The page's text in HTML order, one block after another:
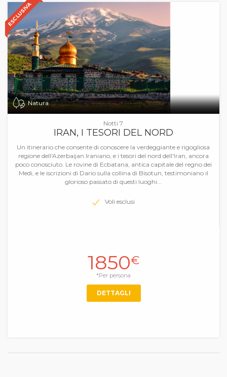
ESCLUSIVA
Natura
Notti 7
IRAN, I TESORI DEL NORD
Un itinerario che consente di conoscere la verdeggiante e rigogliosa
regione dell'Azerbaijan Iraniano, e i tesori del nord dell'Iran, ancora
poco conosciuto. Le rovine di Ecbatana, antica capitale del regno dei
Medi, e le iscrizioni di Dario sulla collina di Bisotun, testimoniano il
glorioso passato di questi luoghi...
Voli esclusi
1850€
*Per persona
DETTAGLI